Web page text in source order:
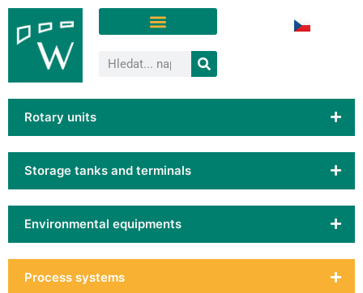
Rotary units
Storage tanks and terminals
Environmental equipments
Process systems